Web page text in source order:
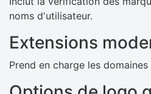
noms d'utilisateur.
Extensions
Prend en charge les